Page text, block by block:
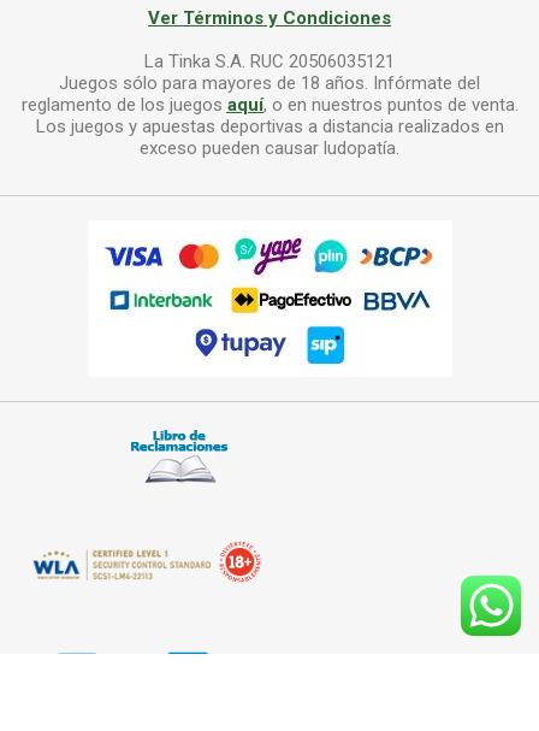
Ver Términos y Condiciones
La Tinka S.A. RUC 20506035121
Juegos sólo para mayores de 18 años. Infórmate del
reglamento de los juegos aquí, o en nuestros puntos de venta.
Los juegos y apuestas deportivas a distancia realizados en
exceso pueden causar ludopatía.